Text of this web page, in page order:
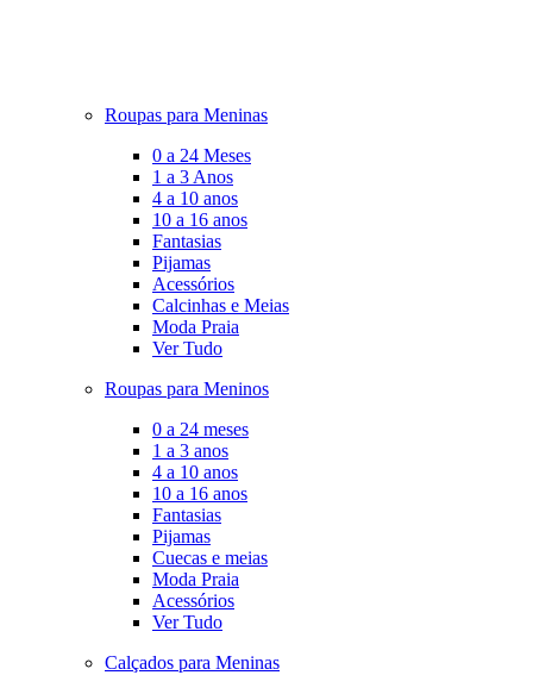
Roupas para Meninas
0 a 24 Meses
1 a 3 Anos
4 a 10 anos
10 a 16 anos
Fantasias
Pijamas
Acessórios
Calcinhas e Meias
Moda Praia
Ver Tudo
Roupas para Meninos
0 a 24 meses
1 a 3 anos
4 a 10 anos
10 a 16 anos
Fantasias
Pijamas
Cuecas e meias
Moda Praia
Acessórios
Ver Tudo
Calçados para Meninas